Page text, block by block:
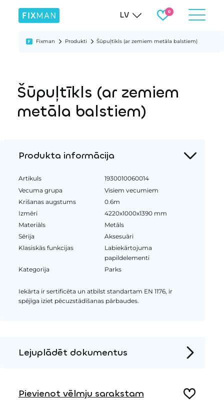
LV
Fixman Produkti Šūpuļtīkls (ar zemiem metāla balstiem)
Šūpuļtīkls (ar zemiem
metāla balstiem)
Produkta informācija
Artikuls
1930010060014
Vecuma grupa
Visiem vecumiem
Krišanas augstums
0.6m
Izmēri
4220x1000x1390 mm
Materiāls
Metāls
Sērija
Aksesuāri
Klasiskās funkcijas
Labiekārtojuma
papildelementi
Kategorija
Parks
Iekārta ir sertificēta un atbilst standartam EN 1176, ir
spējīga iziet pēcuzstādīšanas pārbaudes.
Lejuplādēt dokumentus
Pievienot vēlmju sarakstam